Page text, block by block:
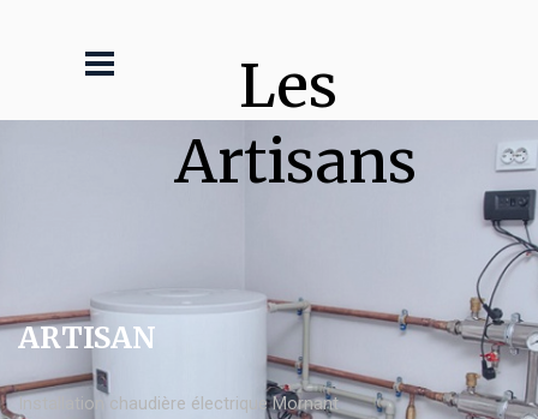
Les
Artisans
ARTISAN
Installation chaudière électrique Mornant